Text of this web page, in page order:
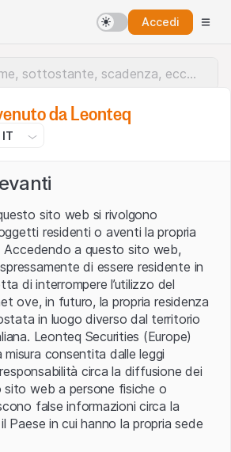
Accedi
Errore del server.
da Leonteq
IT
sito web si rivolgono
residenti o aventi la propria
Accedendo a questo sito web,
di essere residente in
di interrompere l’utilizzo del
ove, in futuro, la propria residenza
in luogo diverso dal territorio
Leonteq Securities (Europe)
misura consentita dalle leggi
circa la diffusione dei
web a persone fisiche o
false informazioni circa la
Paese in cui hanno la propria sede